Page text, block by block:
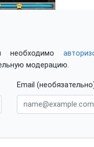
необходимо
модерацию.
Email